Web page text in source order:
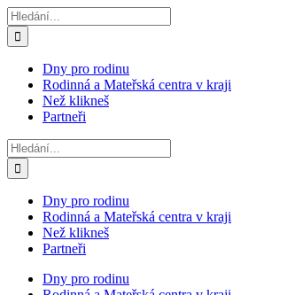
Přeskočit
na
obsah
Hledat:
Dny pro rodinu
Rodinná a Mateřská centra v kraji
Než klikneš
Partneři
Hledat:
Dny pro rodinu
Rodinná a Mateřská centra v kraji
Než klikneš
Partneři
Dny pro rodinu